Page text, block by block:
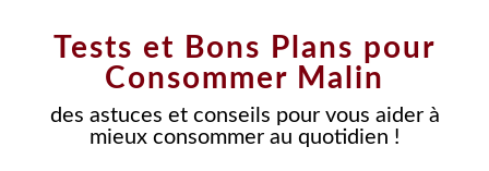
Tests et Bons Plans pour
Consommer Malin
des astuces et conseils pour vous aider à
mieux consommer au quotidien !